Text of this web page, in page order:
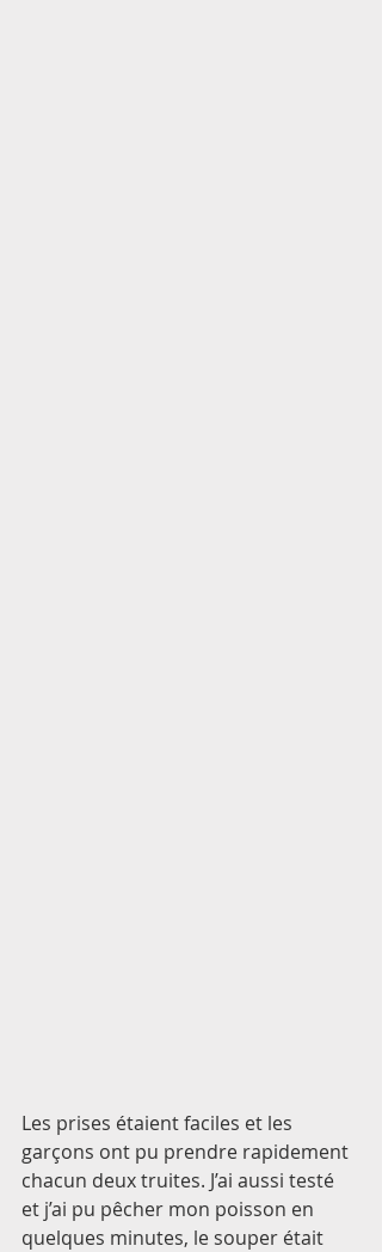
Les prises étaient faciles et les
garçons ont pu prendre rapidement
chacun deux truites. J’ai aussi testé
et j’ai pu pêcher mon poisson en
quelques minutes, le souper était